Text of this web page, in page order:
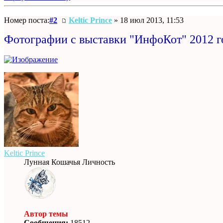
Номер поста:#2 Keltic Prince » 18 июл 2013, 11:53
Фотографии с выставки "ИнфоКот" 2012
Keltic Prince
Лунная Кошачья Личность
Автор темы